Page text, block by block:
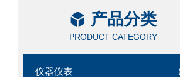
产品分类
PRODUCT CATEGORY
仪器仪表